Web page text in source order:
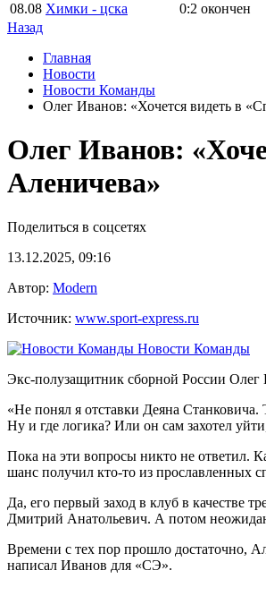
08.08 Химки - цска 0:2 окончен
Назад
Главная
Новости
Новости Команды
Олег Иванов: «Хочется видеть в
Олег Иванов:
Аленичева»
Поделиться в соцсетях
13.12.2025, 09:16
Автор: Modern
Источник: www.sport-express.ru
Новости Команды
Экс-полузащитник сборной России Олег
«Не понял я отставки Деяна Станковича.
Ну и где логика? Или он сам захотел
Пока на эти вопросы никто не ответил.
шанс получил кто-то из прославленных
Да, его первый заход в клуб в качестве
Дмитрий Анатольевич. А потом
Времени с тех пор прошло достаточно,
написал Иванов для «СЭ».